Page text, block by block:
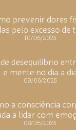
prevenir dores
pelo excesso de
10/06/2025
desequilíbrio
e mente no dia a
09/06/2025
a consciência
a lidar com
08/06/2025